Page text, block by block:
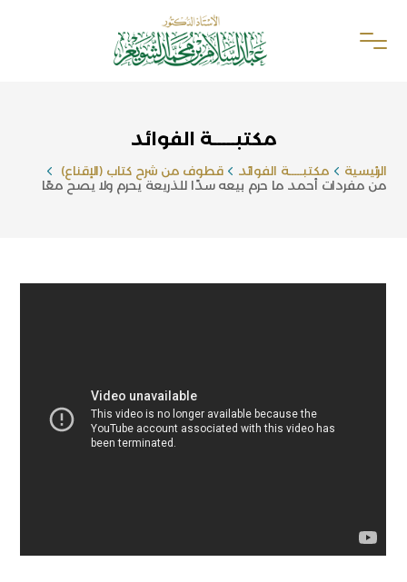
مكتبـــــة الفوائد
الرئيسية مكتبـــــة الفوائد
قطوف من شرح كتاب (الإقناع)
من مفردات أحمد ما حرم بيعه سدًا للذريعة يحرم ولا يصح معًا